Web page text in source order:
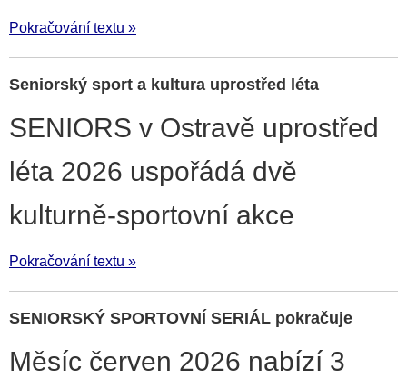
Pokračování textu »
Seniorský sport a kultura uprostřed léta
SENIORS v Ostravě uprostřed
léta 2026 uspořádá dvě
kulturně-sportovní akce
Pokračování textu »
SENIORSKÝ SPORTOVNÍ SERIÁL pokračuje
Měsíc červen 2026 nabízí 3